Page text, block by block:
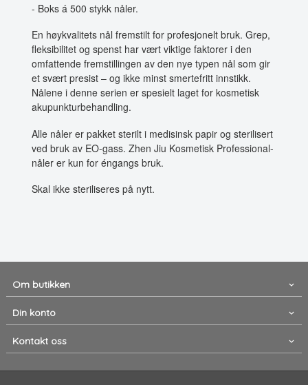
- Boks á 500 stykk nåler.
En høykvalitets nål fremstilt for profesjonelt bruk. Grep,
fleksibilitet og spenst har vært viktige faktorer i den
omfattende fremstillingen av den nye typen nål som gir
et svært presist – og ikke minst smertefritt innstikk.
Nålene i denne serien er spesielt laget for kosmetisk
akupunkturbehandling.
Alle nåler er pakket sterilt i medisinsk papir og sterilisert
ved bruk av EO-gass. Zhen Jiu Kosmetisk Professional-
nåler er kun for éngangs bruk.
Skal ikke steriliseres på nytt.
Om butikken
Din konto
Kontakt oss